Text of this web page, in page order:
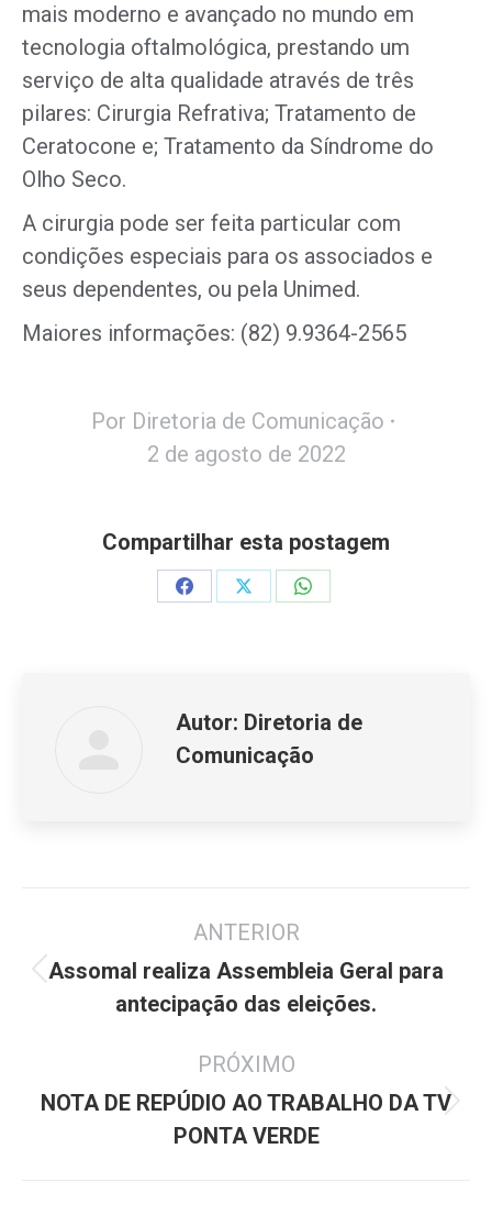
mais moderno e avançado no mundo em
tecnologia oftalmológica, prestando um
serviço de alta qualidade através de três
pilares: Cirurgia Refrativa; Tratamento de
Ceratocone e; Tratamento da Síndrome do
Olho Seco.
A cirurgia pode ser feita particular com
condições especiais para os associados e
seus dependentes, ou pela Unimed.
Maiores informações: (82) 9.9364-2565
Por Diretoria de Comunicação
2 de agosto de 2022
Compartilhar esta postagem
Share
Share
Share
Autor: Diretoria de
Comunicação
post:
ANTERIOR
Post
anterior:
Assomal realiza Assembleia Geral para
antecipação das eleições.
PRÓXIMO
Próximo
post:
NOTA DE REPÚDIO AO TRABALHO DA TV
PONTA VERDE